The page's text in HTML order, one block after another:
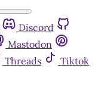
Discord
Mastodon
Threads
Tiktok